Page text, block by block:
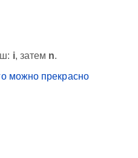
i, затем n.
можно прекрасно